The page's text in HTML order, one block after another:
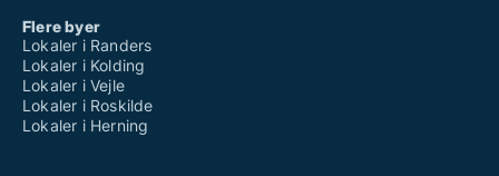
Flere byer
Lokaler i Randers
Lokaler i Kolding
Lokaler i Vejle
Lokaler i Roskilde
Lokaler i Herning